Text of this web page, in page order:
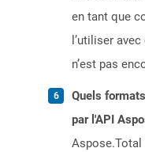
en tant que
l’utiliser
n’est pas
Quels
par l'API